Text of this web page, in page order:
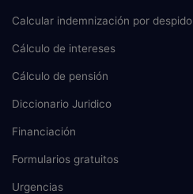
Calcular indemnización por despido
Cálculo de intereses
Cálculo de pensión
Diccionario Juridico
Financiación
Formularios gratuitos
Urgencias